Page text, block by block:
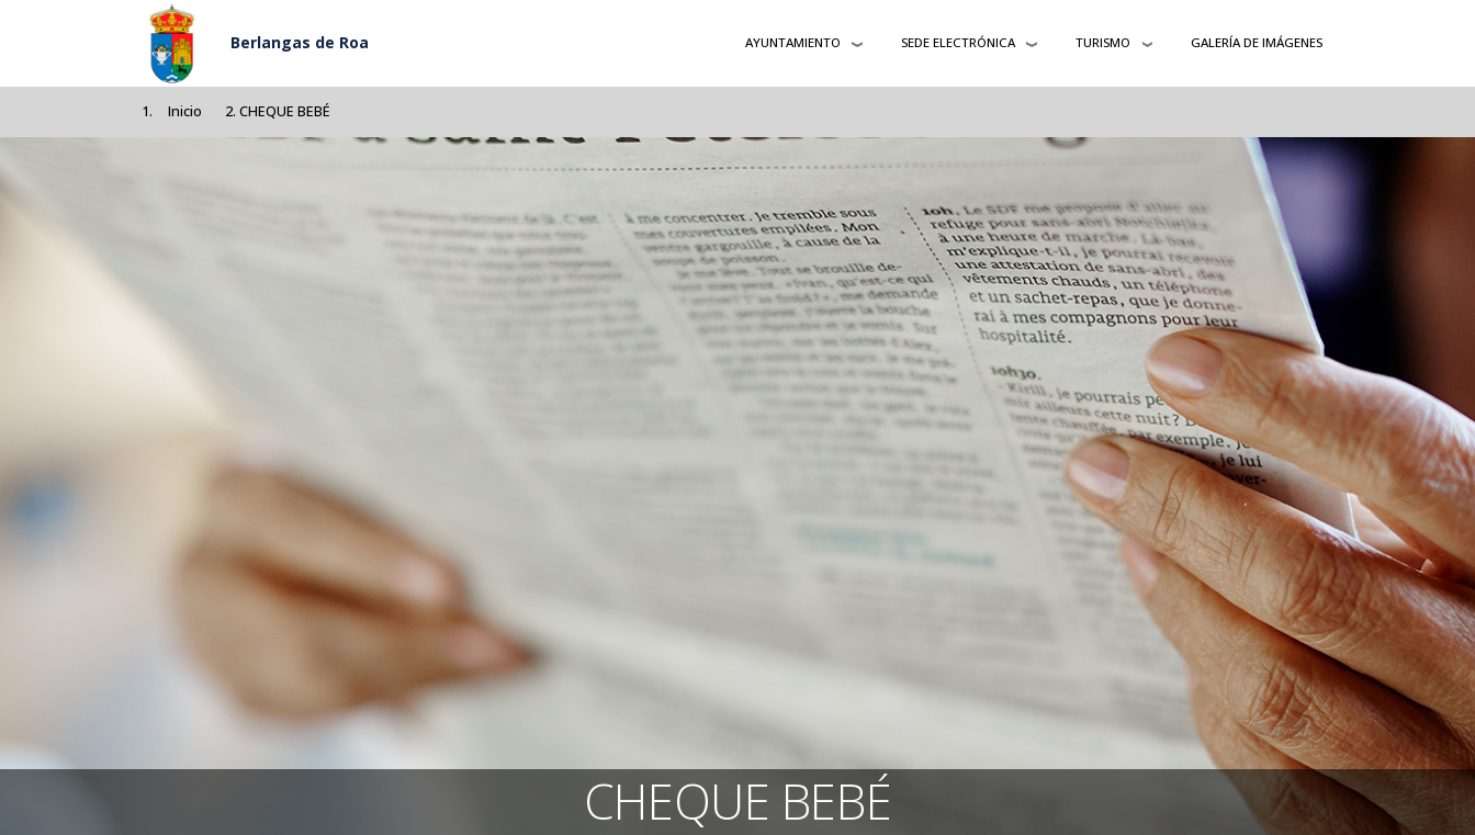
Pasar al contenido principal
Berlangas de Roa AYUNTAMIENTO SEDE ELECTRÓNICA TURISMO GALERÍA DE IMÁGENES
Inicio CHEQUE BEBÉ
CHEQUE BEBÉ